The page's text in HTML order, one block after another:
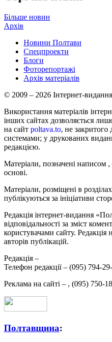
Більше новин
Архів
Новини Полтави
Спецпроекти
Блоги
Фоторепортажі
Архів матеріалів
© 2009 – 2026 Інтернет-
Використання матеріалів
інших сайтах дозволяється
на сайт poltava.to, не закритого
системами; у друкованих
редакцією.
Матеріали, позначені написом ,
основі.
Матеріали, розміщені в
публікуються за ініціативи
Редакція інтернет-видання
відповідальності за зміст
користувачами сайту. Редакція
авторів публікацій.
Редакція –
Телефон редакції – (095) 794-
Реклама на сайті – , (095) 750-
Полтавщина: